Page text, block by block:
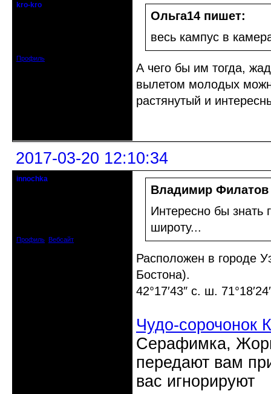
kro-kro
Профиль
Ольга14 пишет:
весь кампус в
А чего бы им тогда,
вылетом молодых
растянутый и
2017-03-20 12:10:34
innochka
Профиль Вебсайт
Владимир
Интересно бы знать
широту...
Расположен в городе
Бостона).
42°17′43″ с. ш.
Чудо-сорочонок
Серафимка,
передают вам
вас игнорируют